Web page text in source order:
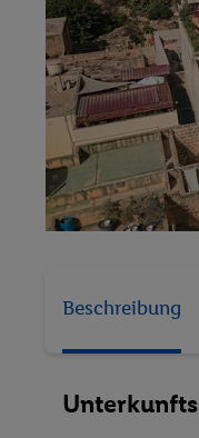
Beschreibung